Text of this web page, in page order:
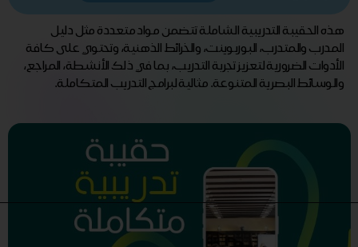
هذه الحقيبة التدريبية الشاملة تتضمن مواد متعددة مثل دليل
المدرب والمتدرب، البوربوينت، والخرائط الذهنية، وتحتوي على كافة
الأدوات الضرورية لتعزيز تجربة التدريب، بما في ذلك الأنشطة، المراجع،
والوسائط البصرية المتنوعة. مثالية لبرامج التدريب المتكاملة.